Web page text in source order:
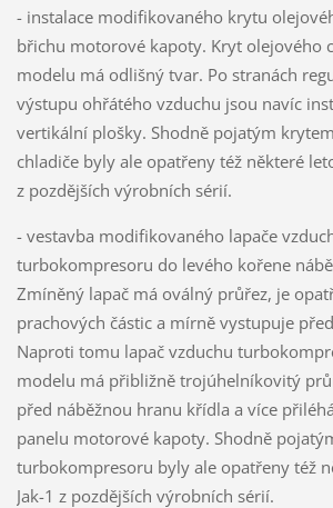
- instalace modifikovaného krytu
břichu motorové kapoty. Kryt olejového
modelu má odlišný tvar. Po stranách
výstupu ohřátého vzduchu jsou navíc
vertikální plošky. Shodně pojatým
chladiče byly ale opatřeny též některé
z pozdějších výrobních sérií.
- vestavba modifikovaného lapače
turbokompresoru do levého kořene
Zmíněný lapač má oválný průřez, je
prachových částic a mírně vystupuje
Naproti tomu lapač vzduchu
modelu má přibližně trojúhelníkovitý
před náběžnou hranu křídla a více
panelu motorové kapoty. Shodně
turbokompresoru byly ale opatřeny též
Jak-1 z pozdějších výrobních sérií.